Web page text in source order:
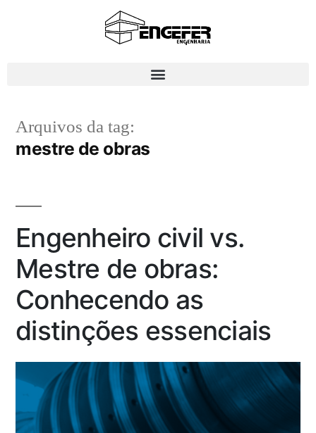
Arquivos da tag:
mestre de obras
Engenheiro civil vs.
Mestre de obras:
Conhecendo as
distinções essenciais